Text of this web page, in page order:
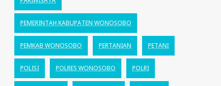
PEMERINTAH KABUPATEN WONOSOBO
PEMKAB WONOSOBO PERTANIAN PETANI
POLISI POLRES WONOSOBO POLRI